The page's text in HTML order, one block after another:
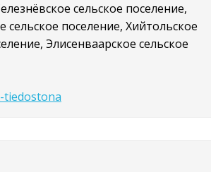
сельское поселение,
сельское поселение, Хийтольское
Элисенваарское сельское
tiedostona